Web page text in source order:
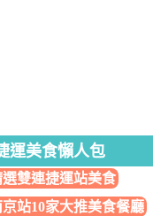
運美食懶人包
選雙連捷運站美食
站10家大推美食餐廳